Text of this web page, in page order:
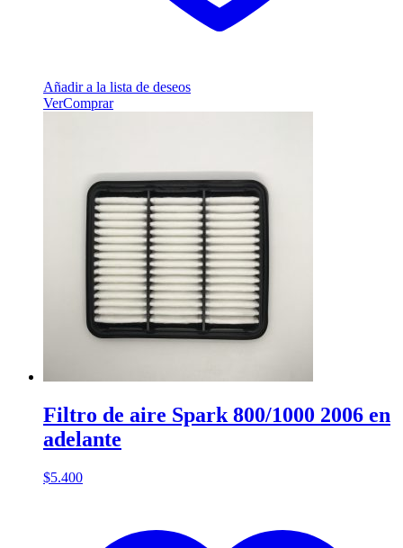
Añadir a la lista de deseos
VerComprar
Filtro de aire Spark 800/1000 2006 en
adelante
$5.400